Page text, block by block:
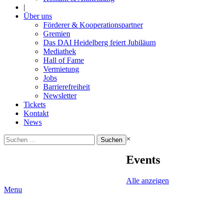
|
Über uns
Förderer & Kooperationspartner
Gremien
Das DAI Heidelberg feiert Jubiläum
Mediathek
Hall of Fame
Vermietung
Jobs
Barrierefreiheit
Newsletter
Tickets
Kontakt
News
Suchen
nach:
×
Events
Alle anzeigen
Menu